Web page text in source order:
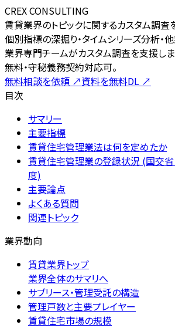
CREX CONSULTING
賃貸業界のトピックに関するカスタム調査
個別指標の深掘り・タイムシリーズ分析・
業界専門チームがカスタム調査を支援しま
無料・守秘義務契約対応可。
無料相談を依頼 ↗資料を無料DL ↗
目次
サマリー
主要指標
賃貸住宅管理業法は何を定めたか
賃貸住宅管理業の登録状況 (国交
度)
主要論点
よくある質問
関連トピック
業界動向
賃貸業界トップ
業界全体のサマリへ
サブリース・管理受託の構造
管理戸数と主要プレイヤー
賃貸住宅市場の規模